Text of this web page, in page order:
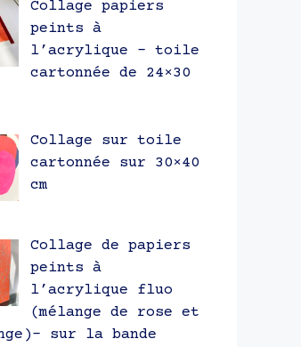
Collage papiers
peints à
l’acrylique – toile
cartonnée de 24×30
Collage sur toile
cartonnée sur 30×40
cm
Collage de papiers
peints à
l’acrylique fluo
(mélange de rose et
sur la bande